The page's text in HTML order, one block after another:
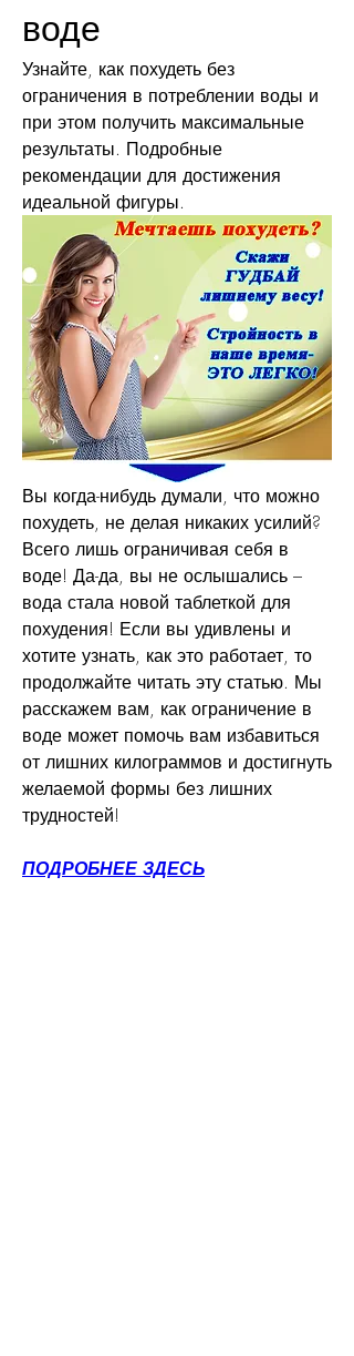
воде
Узнайте, как похудеть без
ограничения в потреблении воды и
при этом получить максимальные
результаты. Подробные
рекомендации для достижения
идеальной фигуры.
Вы когда-нибудь думали, что можно
похудеть, не делая никаких усилий?
Всего лишь ограничивая себя в
воде! Да-да, вы не ослышались –
вода стала новой таблеткой для
похудения! Если вы удивлены и
хотите узнать, как это работает, то
продолжайте читать эту статью. Мы
расскажем вам, как ограничение в
воде может помочь вам избавиться
от лишних килограммов и достигнуть
желаемой формы без лишних
трудностей!
ПОДРОБНЕЕ ЗДЕСЬ